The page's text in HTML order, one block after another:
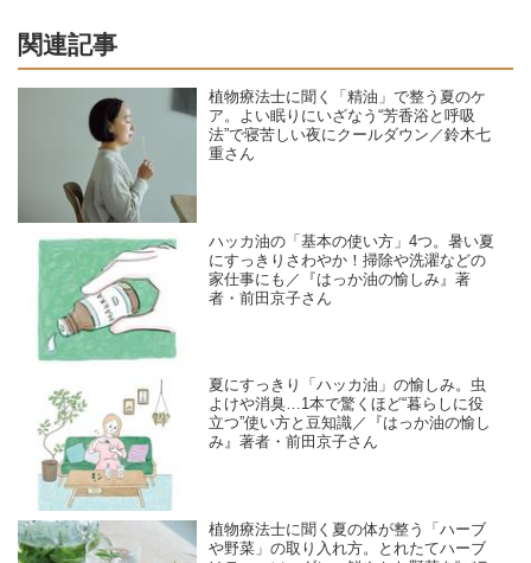
関連記事
植物療法士に聞く「精油」で整う夏のケ
ア。よい眠りにいざなう“芳香浴と呼吸
法”で寝苦しい夜にクールダウン／鈴木七
重さん
ハッカ油の「基本の使い方」4つ。暑い夏
にすっきりさわやか！掃除や洗濯などの
家仕事にも／『はっか油の愉しみ』著
者・前田京子さん
夏にすっきり「ハッカ油」の愉しみ。虫
よけや消臭…1本で驚くほど“暮らしに役
立つ”使い方と豆知識／『はっか油の愉し
み』著者・前田京子さん
植物療法士に聞く夏の体が整う「ハーブ
や野菜」の取り入れ方。とれたてハーブ